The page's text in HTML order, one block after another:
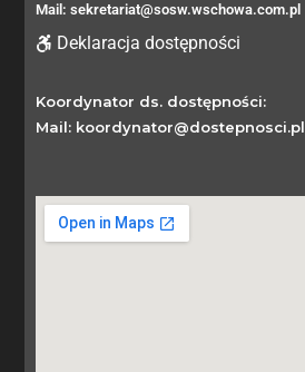
Mail: sekretariat@sosw.wschowa.com.pl
Deklaracja dostępności
Koordynator ds. dostępności:
Mail: koordynator@dostepnosci.pl